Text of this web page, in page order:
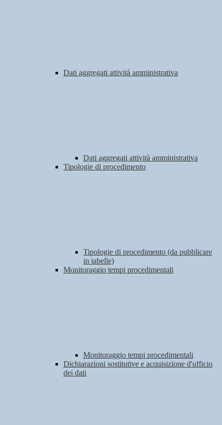
Dati aggregati attività amministrativa
Dati aggregati attività amministrativa
Tipologie di procedimento
Tipologie di procedimento (da pubblicare
in tabelle)
Monitoraggio tempi procedimentali
Monitoraggio tempi procedimentali
Dichiarazioni sostitutive e acquisizione d'ufficio
dei dati